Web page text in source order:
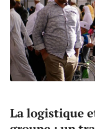
La logistique